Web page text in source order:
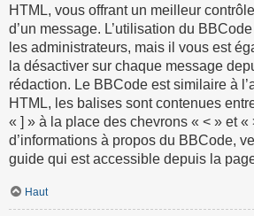
HTML, vous offrant un meilleur
d’un message. L’utilisation du
les administrateurs, mais il vous est
la désactiver sur chaque message
rédaction. Le BBCode est similaire à
HTML, les balises sont contenues
« ] » à la place des chevrons « < » et «
d’informations à propos du BBCode,
guide qui est accessible depuis la
Haut